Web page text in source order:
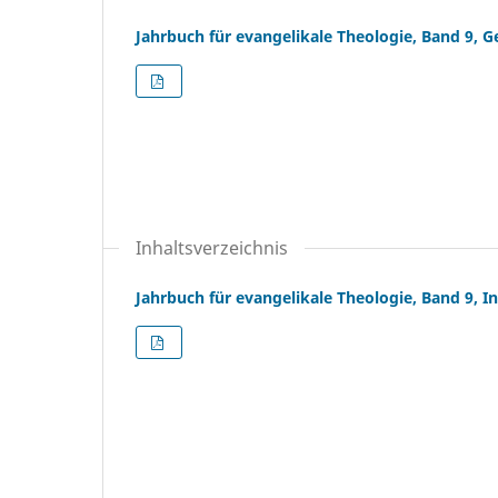
Jahrbuch für evangelikale Theologie, Band 9,
Inhaltsverzeichnis
Jahrbuch für evangelikale Theologie, Band 9,